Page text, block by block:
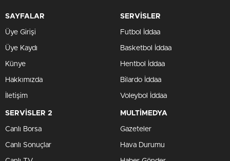
SAYFALAR
Üye Girişi
Üye Kaydı
Künye
Hakkımızda
İletişim
SERVİSLER
Futbol İddaa
Basketbol İddaa
Hentbol İddaa
Bilardo İddaa
Voleybol İddaa
SERVİSLER 2
Canlı Borsa
Canlı Sonuçlar
MULTİMEDYA
Gazeteler
Hava Durumu